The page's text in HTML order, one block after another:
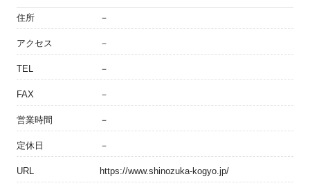
住所 －
アクセス －
TEL －
FAX －
営業時間 －
定休日 －
URL https://www.shinozuka-kogyo.jp/